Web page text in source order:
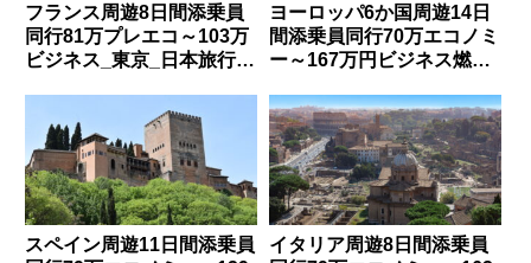
フランス周遊8日間添乗員
同行81万プレエコ～103万
ビジネス_東京_日本旅行
ヨーロッパ6か国周遊14日
間添乗員同行70万エコノミ
ー～167万円ビジネス燃油
スペイン周遊11日間添乗員
イタリア周遊8日間添乗員